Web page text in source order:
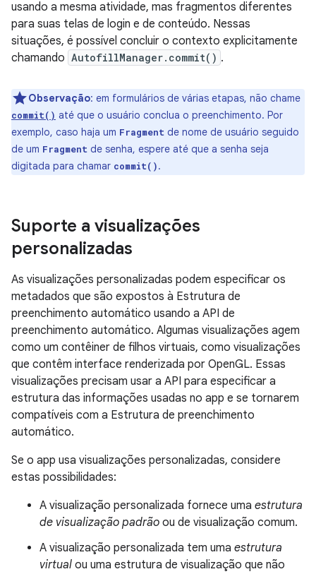
usando a mesma atividade, mas fragmentos diferentes
para suas telas de login e de conteúdo. Nessas
situações, é possível concluir o contexto explicitamente
chamando AutofillManager.commit() .
Observação: em formulários de várias etapas, não chame
commit() até que o usuário conclua o preenchimento. Por
exemplo, caso haja um Fragment de nome de usuário seguido
de um Fragment de senha, espere até que a senha seja
digitada para chamar commit().
Suporte a visualizações
personalizadas
As visualizações personalizadas podem especificar os
metadados que são expostos à Estrutura de
preenchimento automático usando a API de
preenchimento automático. Algumas visualizações agem
como um contêiner de filhos virtuais, como visualizações
que contêm interface renderizada por OpenGL. Essas
visualizações precisam usar a API para especificar a
estrutura das informações usadas no app e se tornarem
compatíveis com a Estrutura de preenchimento
automático.
Se o app usa visualizações personalizadas, considere
estas possibilidades:
A visualização personalizada fornece uma estrutura
de visualização padrão ou de visualização comum.
A visualização personalizada tem uma estrutura
virtual ou uma estrutura de visualização que não